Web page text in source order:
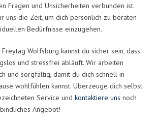
Fragen und Unsicherheiten verbunden ist.
uns die Zeit, um dich persönlich zu beraten
Bedürfnisse einzugehen.
Wolfsburg kannst du sicher sein, dass
und stressfrei abläuft. Wir arbeiten
und sorgfältig, damit du dich schnell in
wohlfühlen kannst. Überzeuge dich selbst
Service und kontaktiere uns noch
Angebot!